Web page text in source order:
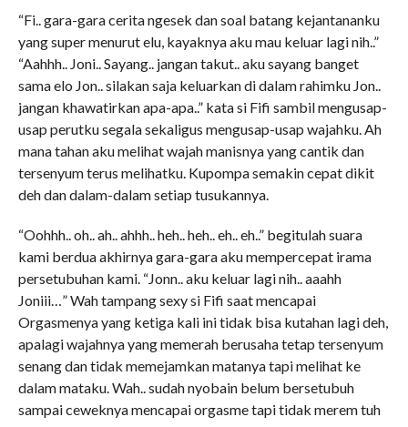
“Fi.. gara-gara cerita ngesek dan soal batang kejantananku
yang super menurut elu, kayaknya aku mau keluar lagi nih..”
“Aahhh.. Joni.. Sayang.. jangan takut.. aku sayang banget
sama elo Jon.. silakan saja keluarkan di dalam rahimku Jon..
jangan khawatirkan apa-apa..” kata si Fifi sambil mengusap-
usap perutku segala sekaligus mengusap-usap wajahku. Ah
mana tahan aku melihat wajah manisnya yang cantik dan
tersenyum terus melihatku. Kupompa semakin cepat dikit
deh dan dalam-dalam setiap tusukannya.
“Oohhh.. oh.. ah.. ahhh.. heh.. heh.. eh.. eh..” begitulah suara
kami berdua akhirnya gara-gara aku mempercepat irama
persetubuhan kami. “Jonn.. aku keluar lagi nih.. aaahh
Joniii…” Wah tampang sexy si Fifi saat mencapai
Orgasmenya yang ketiga kali ini tidak bisa kutahan lagi deh,
apalagi wajahnya yang memerah berusaha tetap tersenyum
senang dan tidak memejamkan matanya tapi melihat ke
dalam mataku. Wah.. sudah nyobain belum bersetubuh
sampai ceweknya mencapai orgasme tapi tidak merem tuh